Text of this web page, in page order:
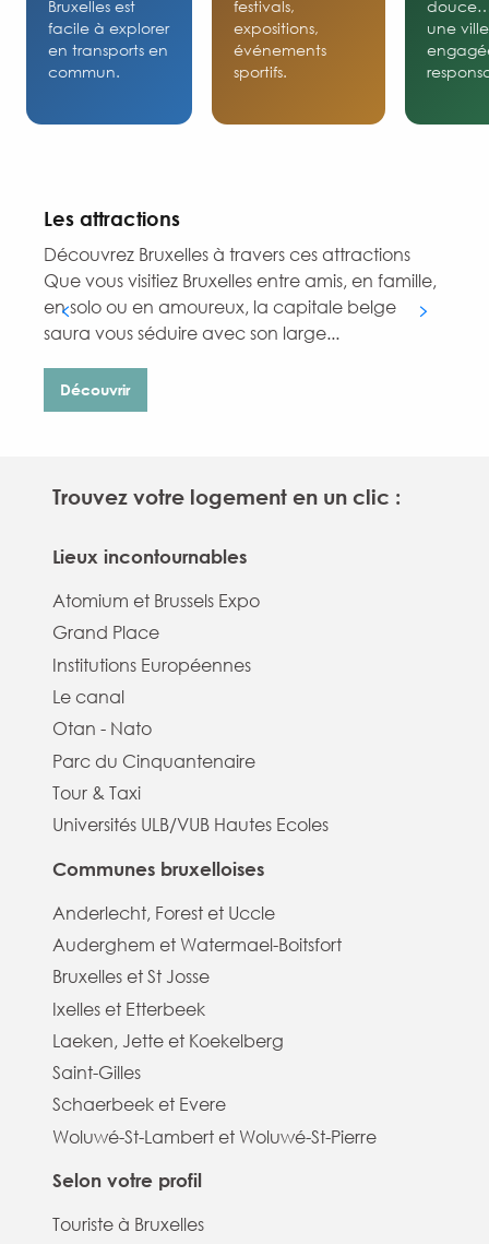
Bruxelles est
facile à explorer
en transports en
commun.
festivals,
expositions,
événements
sportifs.
une ville
Les attractions
Découvrez Bruxelles à travers ces attractions
Que vous visitiez Bruxelles entre amis, en famille,
en solo ou en amoureux, la capitale belge
saura vous séduire avec son large...
Découvrir
Trouvez votre logement en un clic :
Lieux incontournables
Atomium et Brussels Expo
Grand Place
Institutions Européennes
Le canal
Otan - Nato
Parc du Cinquantenaire
Tour & Taxi
Universités ULB/VUB Hautes Ecoles
Communes bruxelloises
Anderlecht, Forest et Uccle
Auderghem et Watermael-Boitsfort
Bruxelles et St Josse
Ixelles et Etterbeek
Laeken, Jette et Koekelberg
Saint-Gilles
Schaerbeek et Evere
Woluwé-St-Lambert et Woluwé-St-Pierre
Selon votre profil
Touriste à Bruxelles